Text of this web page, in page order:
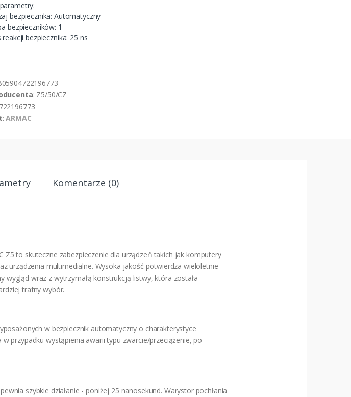
bezpiecznika: Automatyczny
bezpieczników: 1
reakcji bezpiecznika: 25 ns
: Z5/50/CZ
:ARMAC
Komentarze (0)
to skuteczne zabezpieczenie dla urządzeń takich jak komputery
urządzenia multimedialne. Wysoka jakość potwierdza wieloletnie
wygląd wraz z wytrzymałą konstrukcją listwy, która została
trafny wybór.
w bezpiecznik automatyczny o charakterystyce
przypadku wystąpienia awarii typu zwarcie/przeciążenie, po
szybkie działanie - poniżej 25 nanosekund. Warystor pochłania